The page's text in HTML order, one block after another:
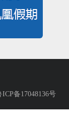
备17048136号